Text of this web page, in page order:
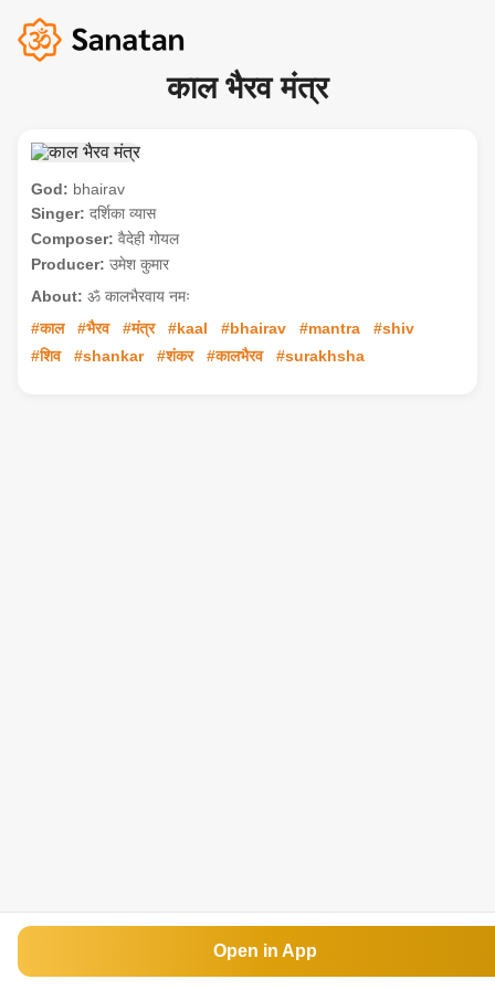
काल भैरव मंत्र
God: bhairav
Singer: दर्शिका व्यास
Composer: वैदेही गोयल
Producer: उमेश कुमार
About: ॐ कालभैरवाय नमः
#काल
#भैरव #मंत्र #kaal #bhairav #mantra
#shiv
#शिव
#shankar #शंकर #कालभैरव #surakhsha
Open in App